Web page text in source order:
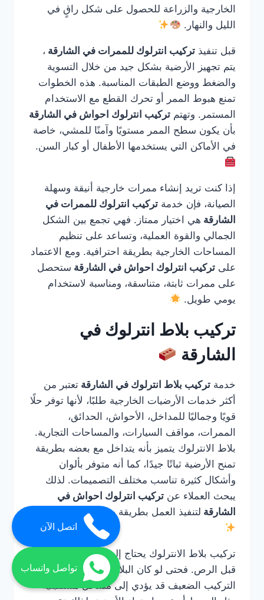
الخارجية والزراعة للحصول على شكل راقٍ في
الليل والنهار.
قبل تنفيذ تركيب انترلوك للممرات في الشارقة ،
يتم تجهيز الأرضية بشكل جيد من خلال التسوية
والضغط ووضع الطبقات المناسبة. هذه الخطوات
تمنع هبوط الممر أو تحرك القطع مع الاستخدام
المستمر. وتهتم تركيب انترلوك احواش في الشارقة
بأن يكون سطح الممر مستويًا وآمنًا للمشي، خاصة
في الأماكن التي يستخدمها الأطفال أو كبار السن.
إذا كنت تريد إنشاء ممرات خارجية أنيقة وسهلة
الصيانة، فإن خدمة تركيب انترلوك للممرات في
الشارقة هي اختيار ممتاز. فهي تجمع بين الشكل
الجمالي والقوة العملية، وتساعد على تنظيم
المساحات الخارجية بطريقة احترافية. ومع الاعتماد
على تركيب انترلوك احواش في الشارقة ستحصل
على ممرات ثابتة، متناسقة، ومناسبة لاستخدام
يومي طويل.
تركيب بلاط انترلوك في
الشارقة
خدمة تركيب بلاط انترلوك في الشارقة تعتبر من
أكثر خدمات الأرضيات الخارجية طلبًا، لأنها توفر حلًا
قويًا وجماليًا للمداخل، الأحواش، الحدائق،
الممرات، مواقف السيارات، والمساحات التجارية.
بلاط الانترلوك يتميز بأنه يتداخل مع بعضه بطريقة
تمنح الأرضية ثباتًا جيدًا، كما أنه متوفر بألوان
وأشكال كثيرة تناسب مختلف التصميمات. لذلك
يبحث العملاء عن تركيب انترلوك احواش في
الشارقة لتنفيذ العمل بطريقة صحيحة واحترافية.
تركيب بلاط الانترلوك يحتاج إلى خبرة في التأسيس
قبل الرص. فحتى لو كان البلاط عالي الجودة، فإن
التركيب الضعيف قد يؤدي إلى مشاكل مستقبلية
اتصل الآن
تواصل واتساب